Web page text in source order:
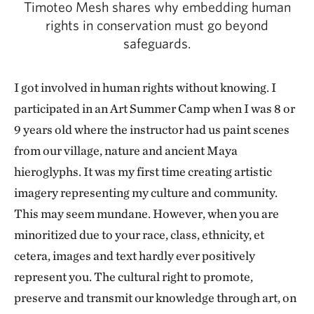
national and regional organizations,
contributing to processes of political formation,
capacity building and skills development. These
effective participation of these people in
decision-making spaces.
When addressing the human rights of
Indigenous peoples and local communities, it is
impossible to ignore historical conservation
practices that often prioritized the creation of
protected areas without respecting the rights of
these populations. This approach resulted in
social, economic and cultural exclusions, as well
as serious violations of the fundamental rights
Timoteo Mesh shares why embedding human
rights in conservation must go beyond
safeguards.
I got involved in human rights without knowing. I
participated in an Art Summer Camp when I was 8 or
9 years old where the instructor had us paint scenes
from our village, nature and ancient Maya
hieroglyphs. It was my first time creating artistic
imagery representing my culture and community.
This may seem mundane. However, when you are
minoritized due to your race, class, ethnicity, et
cetera, images and text hardly ever positively
represent you. The cultural right to promote,
preserve and transmit our knowledge through art, on